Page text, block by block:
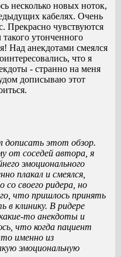
несколько новых ноток,
кабелях. Очень
Прекрасно чувствуются
утонченного
Над анекдотами смеялся
что я
- странно на меня
дописываю этот
дописать этот обзор.
от соседей автора, я
эмоционального
плакал и смеялся,
своего ридера, но
что пришлось принять
в клинику. В ридере
то анекдоты и
что когда пациент
именно из
эмоциональную